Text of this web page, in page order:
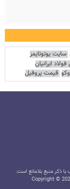
سایت یوتوتایمز
ایرانیان
قیمت پروفیل
ذکر منبع بلامانع است.
Copyright ©